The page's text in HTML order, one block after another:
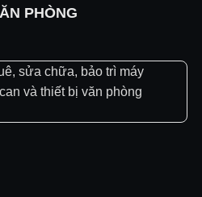
PHÒNG
sửa chữa, bảo trì máy
và thiết bị văn phòng